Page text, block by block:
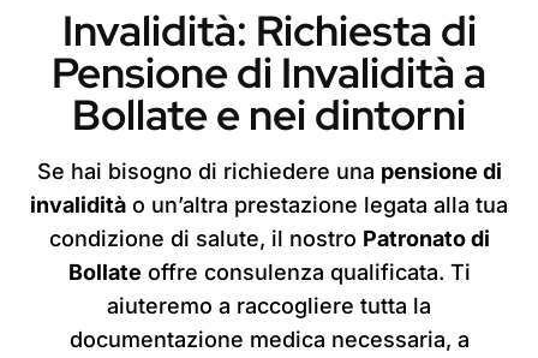
Invalidità: Richiesta di
Pensione di Invalidità a
Bollate e nei dintorni
Se hai bisogno di richiedere una pensione di
invalidità o un’altra prestazione legata alla tua
condizione di salute, il nostro Patronato di
Bollate offre consulenza qualificata. Ti
aiuteremo a raccogliere tutta la
documentazione medica necessaria, a